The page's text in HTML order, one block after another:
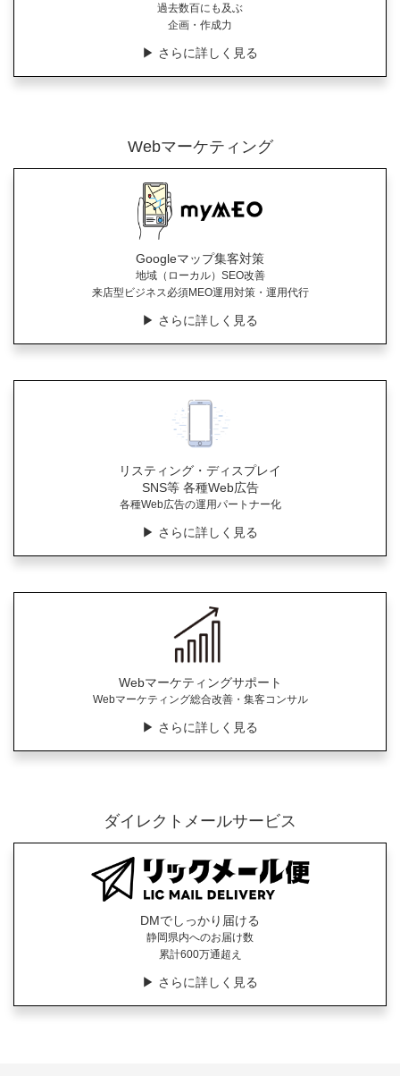
過去数百にも及ぶ
企画・作成力
▶︎ さらに詳しく見る
Webマーケティング
Googleマップ集客対策
地域（ローカル）SEO改善
来店型ビジネス必須MEO運用対策・運用代行
▶︎ さらに詳しく見る
リスティング・ディスプレイ
SNS等 各種Web広告
各種Web広告の運用パートナー化
▶︎ さらに詳しく見る
Webマーケティングサポート
Webマーケティング総合改善・集客コンサル
▶︎ さらに詳しく見る
ダイレクトメールサービス
DMでしっかり届ける
静岡県内へのお届け数
累計600万通超え
▶︎ さらに詳しく見る